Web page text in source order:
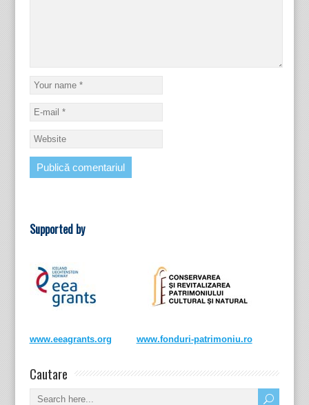
Supported by
www.eeagrants.org www.fonduri-patrimoniu.ro
Cautare